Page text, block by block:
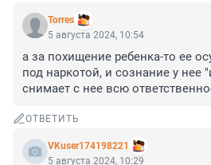
Torres
5 августа 2024, 10:54
а за похищение ребенка-то ее
под наркотой, и сознание у нее
снимает с нее всю
ОТВЕТИТЬ
VKuser174198221
5 августа 2024, 10:29